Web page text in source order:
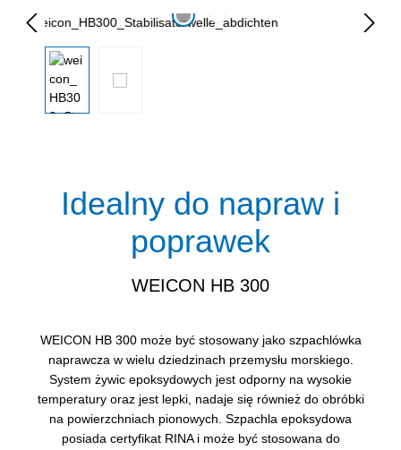
Pomiń galerię zdjęć
Idealny do napraw i
poprawek
WEICON HB 300
WEICON HB 300 może być stosowany jako szpachlówka
naprawcza w wielu dziedzinach przemysłu morskiego.
System żywic epoksydowych jest odporny na wysokie
temperatury oraz jest lepki, nadaje się również do obróbki
na powierzchniach pionowych. Szpachla epoksydowa
posiada certyfikat RINA i może być stosowana do